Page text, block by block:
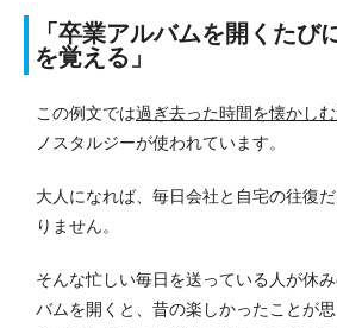
「卒業アルバムを開くたび
を覚える」
この例文では過ぎ去った時間を懐かし
ノスタルジーが使われています。
大人になれば、毎日会社と自宅の往復
りません。
そんな忙しい毎日を送っている人が休
バムを開くと、昔の楽しかったことが